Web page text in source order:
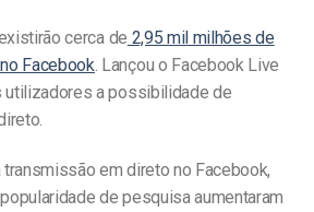
cerca de 2,95 mil milhões de
Facebook. Lançou o Facebook Live
utilizadores a possibilidade de
em direto no Facebook,
de pesquisa aumentaram